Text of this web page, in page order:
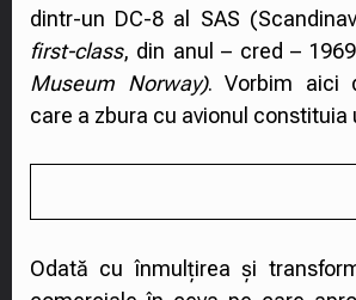
dintr-un DC-8 al SAS
first-class, din anul – cred – 1969
Museum Norway). Vorbim aici
care a zbura cu avionul constituia
Odată cu înmulțirea și